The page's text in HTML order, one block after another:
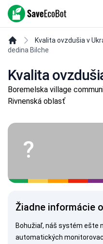
SaveEcoBot
Kvalita ovzdušia v
dedina Bilche
Kvalita
Boremelska village
Rivnenská oblasť
?
Žiadne informácie
Bohužiaľ, náš systém ešte
automatických